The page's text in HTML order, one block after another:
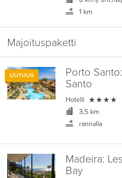
1 km
Majoituspaketti
UUTUUS Porto Santo:
Santo
Hotelli 
3,5 km
rannalla
Madeira:
Bay